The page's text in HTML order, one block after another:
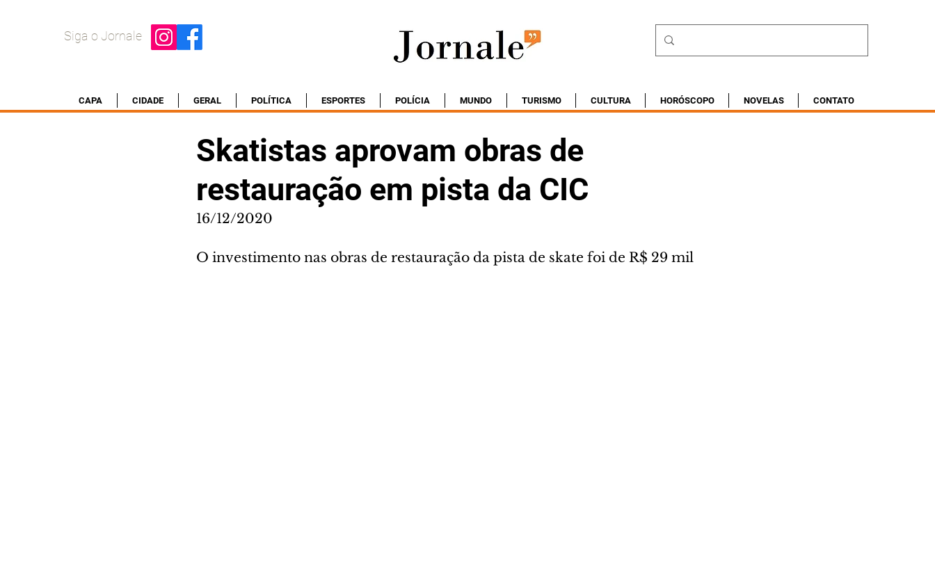
Siga o Jornale
CAPA CIDADE GERAL POLÍTICA ESPORTES POLÍCIA MUNDO TURISMO CULTURA HORÓSCOPO NOVELAS CONTATO
Skatistas aprovam obras de
restauração em pista da CIC
16/12/2020
O investimento nas obras de restauração da pista de skate foi de R$ 29 mil